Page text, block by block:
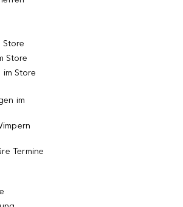
Store
Store
im Store
im
Termine